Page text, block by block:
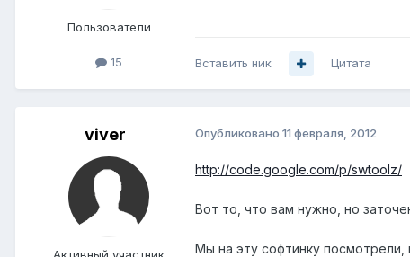
Пользователи
15 Вставить ник Цитата
viver Опубликовано 11 февраля, 2012
http://code.google.com/p/swtoolz/
Вот то, что вам нужно, но
Мы на эту софтинку посмотрели,